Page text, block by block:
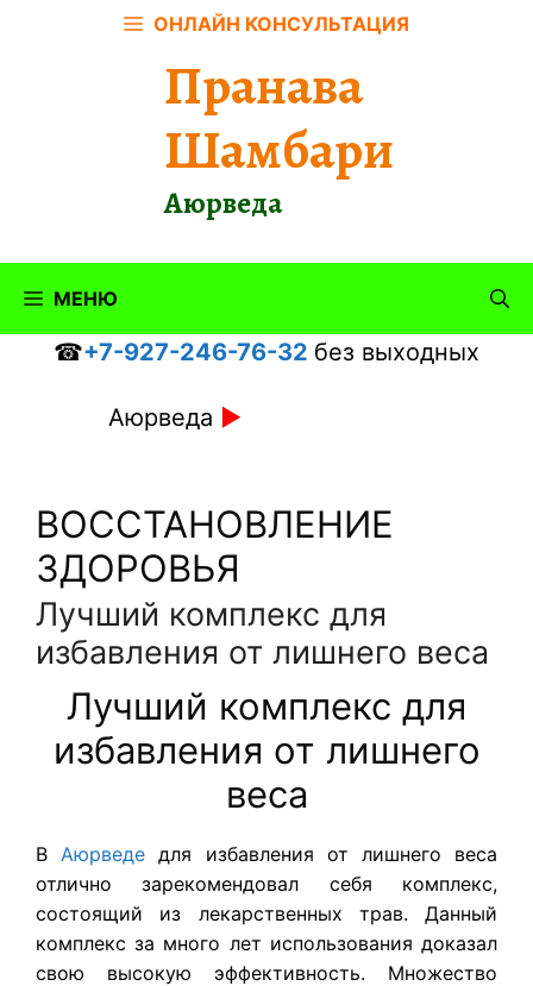
ОНЛАЙН КОНСУЛЬТАЦИЯ
Пранава
Шамбари
Аюрведа
МЕНЮ
☎+7-927-246-76-32 без выходных
Аюрведа ►
ВОССТАНОВЛЕНИЕ
ЗДОРОВЬЯ
Лучший комплекс для
избавления от лишнего веса
Лучший комплекс для
избавления от лишнего
веса
В Аюрведе для избавления от лишнего веса
отлично зарекомендовал себя комплекс,
состоящий из лекарственных трав. Данный
комплекс за много лет использования доказал
свою высокую эффективность. Множество